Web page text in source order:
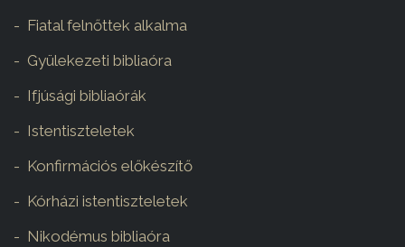
Fiatal felnőttek alkalma
Gyülekezeti bibliaóra
Ifjúsági bibliaórák
Istentiszteletek
Konfirmációs előkészítő
Kórházi istentiszteletek
Nikodémus bibliaóra